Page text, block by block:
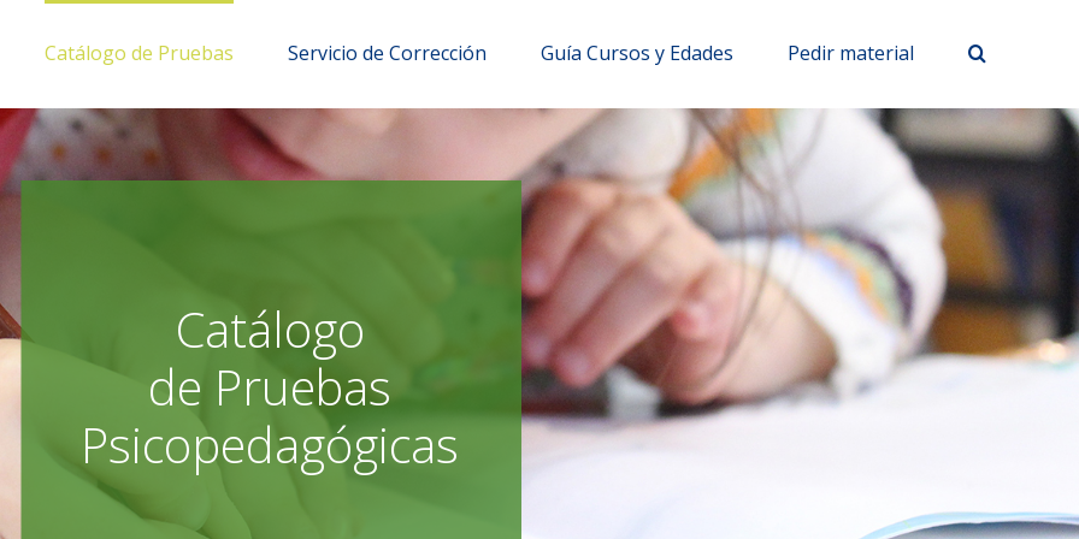
Catálogo de Pruebas Servicio de Corrección Guía Cursos y Edades Pedir material
Catálogo
de Pruebas
Psicopedagógicas